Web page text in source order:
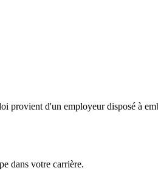
provient d'un employeur disposé à
dans votre carrière.